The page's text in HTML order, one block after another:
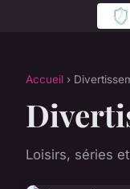
Accueil ›
Loisirs, séries